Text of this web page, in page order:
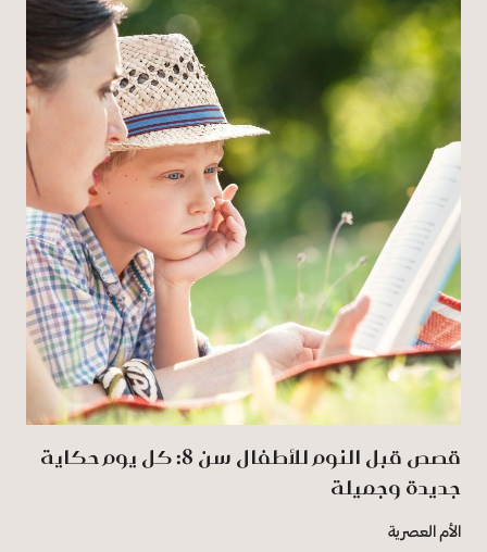
قصص قبل النوم للأطفال سن 8: كل يوم حكاية
جديدة وجميلة
الأم العصرية